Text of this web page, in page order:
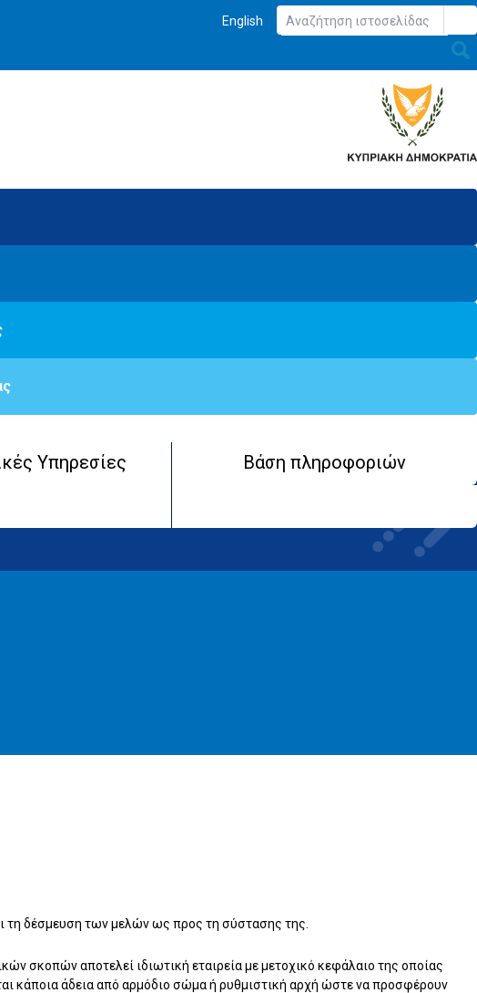
English
Υπηρεσίες Βάση πληροφοριών
τη δέσμευση των μελών ως προς τη σύστασης της.
σκοπών αποτελεί ιδιωτική εταιρεία με μετοχικό κεφάλαιο της οποίας
κάποια άδεια από αρμόδιο σώμα ή ρυθμιστική αρχή ώστε να προσφέρουν